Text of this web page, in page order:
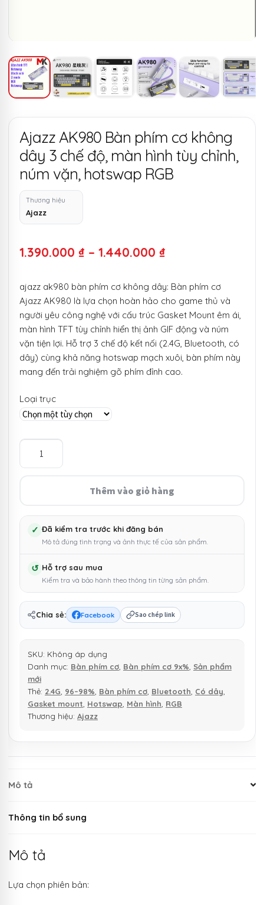
Ajazz AK980 Bàn phím cơ không
dây 3 chế độ, màn hình tùy chỉnh,
núm vặn, hotswap RGB
Thương hiệu
Ajazz
1.390.000 ₫ – 1.440.000 ₫
từ
1.390.000 ₫
đến
1.440.000 ₫
ajazz ak980 bàn phím cơ không dây: Bàn phím cơ
Ajazz AK980 là lựa chọn hoàn hảo cho game thủ và
người yêu công nghệ với cấu trúc Gasket Mount êm ái,
màn hình TFT tùy chỉnh hiển thị ảnh GIF động và núm
vặn tiện lợi. Hỗ trợ 3 chế độ kết nối (2.4G, Bluetooth, có
dây) cùng khả năng hotswap mạch xuôi, bàn phím này
mang đến trải nghiệm gõ phím đỉnh cao.
Loại trục
Ajazz
AK980
không
dây
màn
hình
tùy
chỉnh,
vặn,
hotswap
RGB
số
lượng
Thêm vào giỏ hàng
✓ Đã kiểm tra trước khi đăng bán
Mô tả đúng tình trạng và ảnh thực tế của sản phẩm.
↺ Hỗ trợ sau mua
Kiểm tra và bảo hành theo thông tin từng sản phẩm.
Chia sẻ: Facebook Sao chép link
SKU: Không áp dụng
Danh mục: Bàn phím cơ Bàn phím cơ 9x% Sản phẩm
mới
Thẻ: 2.4G 96–98% Bàn phím cơ Bluetooth Có dây
Gasket mount Hotswap Màn hình RGB
Thương hiệu: Ajazz
Mô tả
Thông tin bổ sung
Mô tả
Lựa chọn phiên bản: